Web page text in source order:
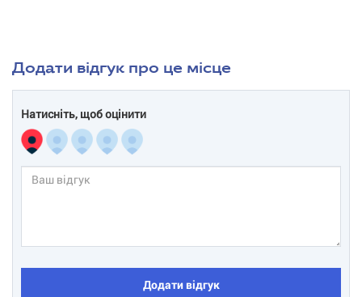
Додати відгук про це місце
Натисніть, щоб оцінити
Додати відгук